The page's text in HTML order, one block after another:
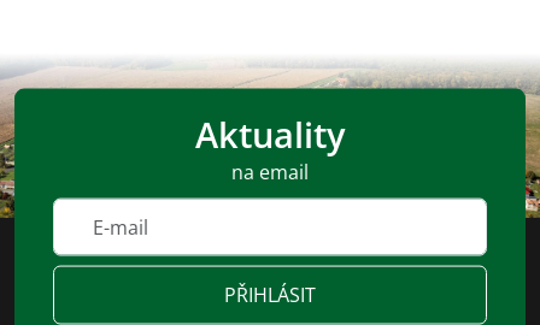
Aktuality
na email
PŘIHLÁSIT